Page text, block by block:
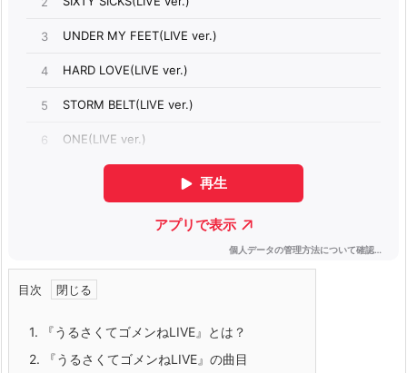
目次
1. 『うるさくてゴメンねLIVE』とは？
2. 『うるさくてゴメンねLIVE』の曲目